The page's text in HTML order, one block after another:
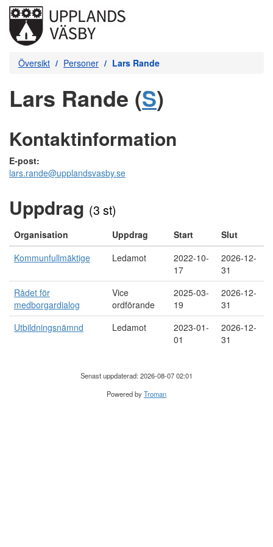
Översikt Personer Lars Rande
Lars Rande (S)
Kontaktinformation
E-post:
lars.rande@upplandsvasby.se
Uppdrag (3 st)
Organisation Uppdrag Start
Slut
Kommunfullmäktige
Ledamot
2022-10-
17
2026-12-
31
Rådet för
medborgardialog
Vice
ordförande
2025-03-
19
2026-12-
31
Utbildningsnämnd
Ledamot
2023-01-
01
2026-12-
31
Senast uppdaterad: 2026-08-07 02:01
Powered byTroman